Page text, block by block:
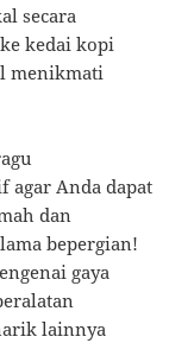
secara
kedai kopi
menikmati
agar Anda dapat
dan
bepergian!
gaya
lainnya